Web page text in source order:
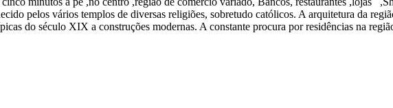
pelos vários templos de diversas religiões, sobretudo católicos. A arquitetura da
do século XIX a construções modernas. A constante procura por residências na